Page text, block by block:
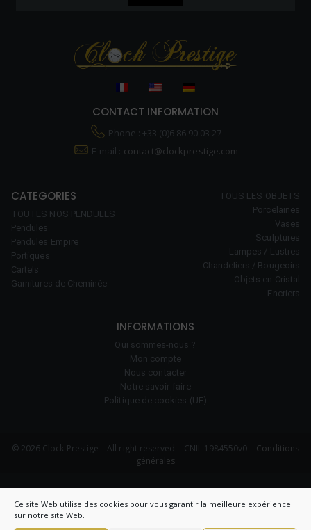
Ce site Web utilise des cookies pour vous garantir la meilleure expérience
sur notre site Web.
CONTACT INFORMATION
Phone : +33 (0)6 86 90 03 27
E-mail : contact@clockprestige.com
CATEGORIES
TOUTES NOS PENDULES
Pendules
Pendules Empire
Portiques
Cartels
Garnitures de Cheminée
TOUS LES OBJETS
Porcelaines
Vases
Sculptures
Lampes / Lustres
Chandeliers / Bougeoirs
Objets en Cristal
Encriers
INFORMATIONS
Qui sommes-nous ?
Mon compte
Nous contacter
Notre savoir-faire
Politique de cookies (UE)
© 2026 Clock Prestige – All right reserved – CNIL 1984550v0 – Conditions
générales